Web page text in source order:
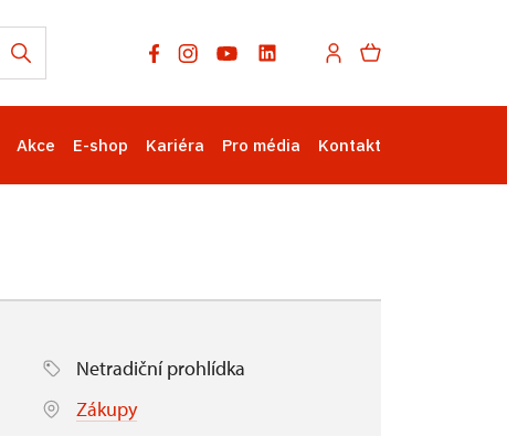
Akce E-shop Kariéra Pro média Kontakt
Netradiční prohlídka
Zákupy